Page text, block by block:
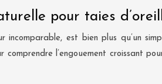
pour taies
incomparable, est bien plus qu’un
l’engouement croissant